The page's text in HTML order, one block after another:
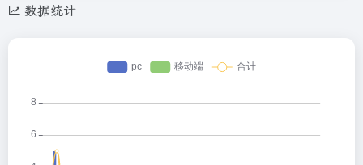
数据统计